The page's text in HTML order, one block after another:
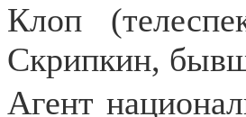
Клоп
Скрипкин,
Агент